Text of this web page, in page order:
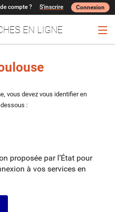
EN LIGNE
compte ? S'inscrire Connexion
vous devez vous identifier en
:
proposée par l’État pour
à vos services en